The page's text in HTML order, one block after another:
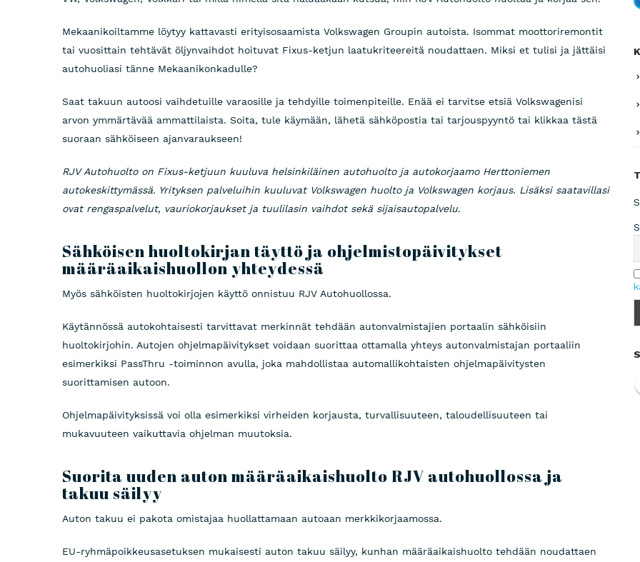
Mekaanikoiltamme löytyy kattavasti erityisosaamista Volkswagen Groupin autoista. Isommat moottoriremontit
tai vuosittain tehtävät öljynvaihdot hoituvat Fixus-ketjun laatukriteereitä noudattaen. Miksi et tulisi ja jättäisi
autohuoliasi tänne Mekaanikonkadulle?
Saat takuun autoosi vaihdetuille varaosille ja tehdyille toimenpiteille. Enää ei tarvitse etsiä Volkswagenisi
arvon ymmärtävää ammattilaista. Soita, tule käymään, lähetä sähköpostia tai tarjouspyyntö tai klikkaa tästä
suoraan sähköiseen ajanvaraukseen!
RJV Autohuolto on Fixus-ketjuun kuuluva helsinkiläinen autohuolto ja autokorjaamo Herttoniemen
autokeskittymässä. Yrityksen palveluihin kuuluvat Volkswagen huolto ja Volkswagen korjaus. Lisäksi saatavillasi
ovat rengaspalvelut, vauriokorjaukset ja tuulilasin vaihdot sekä sijaisautopalvelu.
Sähköisen huoltokirjan täyttö ja ohjelmistopäivitykset
määräaikaishuollon yhteydessä
Myös sähköisten huoltokirjojen käyttö onnistuu RJV Autohuollossa.
Käytännössä autokohtaisesti tarvittavat merkinnät tehdään autonvalmistajien portaalin sähköisiin
huoltokirjohin. Autojen ohjelmapäivitykset voidaan suorittaa ottamalla yhteys autonvalmistajan portaaliin
esimerkiksi PassThru -toiminnon avulla, joka mahdollistaa automallikohtaisten ohjelmapäivitysten
suorittamisen autoon.
Ohjelmapäivityksissä voi olla esimerkiksi virheiden korjausta, turvallisuuteen, taloudellisuuteen tai
mukavuuteen vaikuttavia ohjelman muutoksia.
Suorita uuden auton määräaikaishuolto RJV autohuollossa ja
takuu säilyy
Auton takuu ei pakota omistajaa huollattamaan autoaan merkkikorjaamossa.
EU-ryhmäpoikkeusasetuksen mukaisesti auton takuu säilyy, kunhan määräaikaishuolto tehdään noudattaen